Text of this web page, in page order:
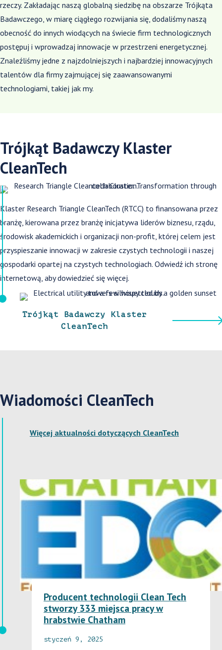
rzeczy. Zakładając naszą globalną siedzibę na obszarze Trójkąta
Badawczego, w miarę ciągłego rozwijania się, dodaliśmy naszą
obecność do innych wiodących na świecie firm technologicznych
postępuj i wprowadzaj innowacje w przestrzeni energetycznej.
Znaleźliśmy jedne z najzdolniejszych i najbardziej innowacyjnych
talentów dla firmy zajmującej się zaawansowanymi
technologiami, takiej jak my.
Trójkąt Badawczy Klaster
CleanTech
Klaster Research Triangle CleanTech (RTCC) to finansowana przez
branżę, kierowana przez branżę inicjatywa liderów biznesu, rządu,
środowisk akademickich i organizacji non-profit, której celem jest
przyspieszanie innowacji w zakresie czystych technologii i naszej
gospodarki opartej na czystych technologiach. Odwiedź ich stronę
internetową, aby dowiedzieć się więcej.
Trójkąt Badawczy Klaster
CleanTech
Wiadomości CleanTech
Więcej aktualności dotyczących CleanTech
Producent technologii Clean Tech
stworzy 333 miejsca pracy w
hrabstwie Chatham
styczeń 9, 2025